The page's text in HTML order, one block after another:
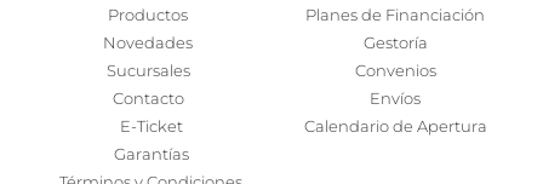
Productos
Novedades
Sucursales
Contacto
E-Ticket
Garantías
Planes de Financiación
Gestoría
Convenios
Envíos
Calendario de Apertura